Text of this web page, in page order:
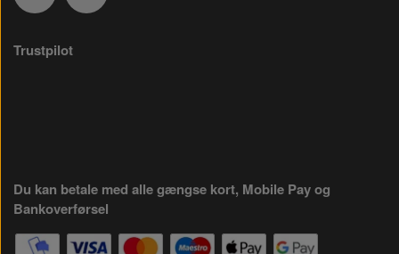
Trustpilot
Du kan betale med alle gængse kort, Mobile Pay og
Bankoverførsel